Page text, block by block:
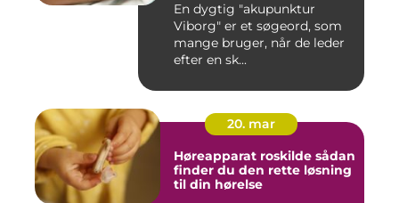
En dygtig "akupunktur
Viborg" er et søgeord, som
mange bruger, når de leder
efter en sk...
20. mar
Høreapparat roskilde sådan
finder du den rette løsning
til din hørelse